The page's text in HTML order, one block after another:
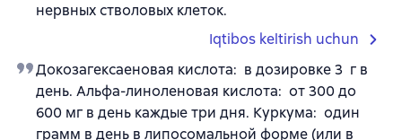
нервных стволовых клеток.
Iqtibos keltirish uchun
Докозагексаеновая кислота: в дозировке 3 г в
день. Альфа-линоленовая кислота: от 300 до
600 мг в день каждые три дня. Куркума: один
грамм в день в липосомальной форме (или в